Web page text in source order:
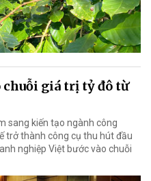
chuỗi giá trị tỷ đô từ
sang kiến tạo ngành công
trở thành công cụ thu hút đầu
nghiệp Việt bước vào chuỗi